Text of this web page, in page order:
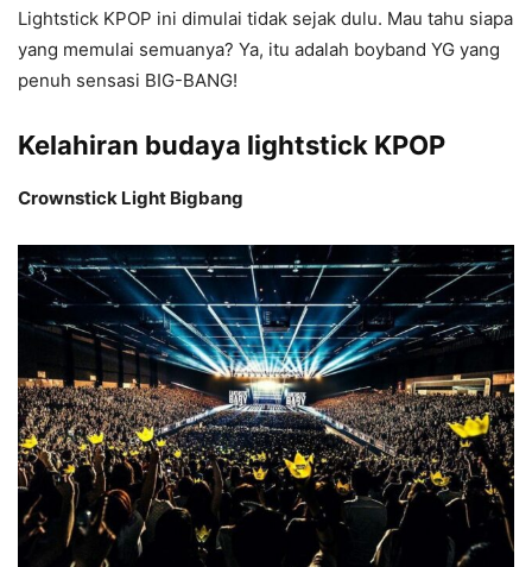
Lightstick KPOP ini dimulai tidak sejak dulu. Mau tahu siapa
yang memulai semuanya? Ya, itu adalah boyband YG yang
penuh sensasi BIG-BANG!
Kelahiran budaya lightstick KPOP
Crownstick Light Bigbang